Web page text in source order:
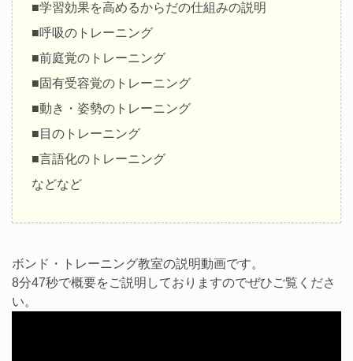
■学習効果を高めるからだの仕組みの説明
■呼吸のトレーニング
■前庭覚のトレーニング
■固有受容覚のトレーニング
■動き・姿勢のトレーニング
■目のトレーニング
■言語化のトレーニング
などなど
ボンド・トレーニング教室の説明動画です。
8分47秒で概要をご説明しておりますのでぜひご覧くださ
い。